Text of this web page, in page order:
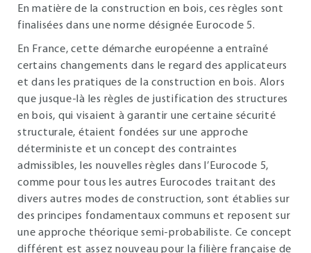
En matière de la construction en bois, ces règles sont
finalisées dans une norme désignée Eurocode 5.
En France, cette démarche européenne a entraîné
certains changements dans le regard des applicateurs
et dans les pratiques de la construction en bois. Alors
que jusque-là les règles de justification des structures
en bois, qui visaient à garantir une certaine sécurité
structurale, étaient fondées sur une approche
déterministe et un concept des contraintes
admissibles, les nouvelles règles dans l’Eurocode 5,
comme pour tous les autres Eurocodes traitant des
divers autres modes de construction, sont établies sur
des principes fondamentaux communs et reposent sur
une approche théorique semi-probabiliste. Ce concept
différent est assez nouveau pour la filière française de